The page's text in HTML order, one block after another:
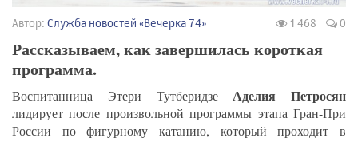
Автор: Служба новостей «Вечерка 74» 1 468 0
Рассказываем, как завершилась короткая
программа.
Воспитанница Этери ТутберидзеАделия Петросян
лидирует после произвольной программы этапа Гран-При
России по фигурному катанию, который проходит в